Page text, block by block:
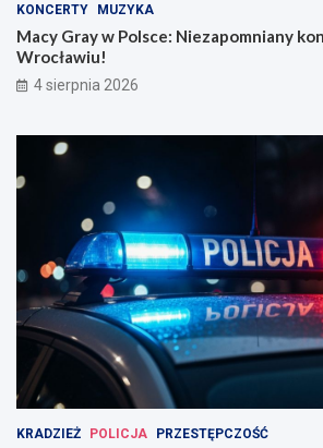
KONCERTY MUZYKA
Macy Gray w Polsce: Niezapomniany
Wrocławiu!
4 sierpnia 2026
KRADZIEŻ POLICJA PRZESTĘPCZOŚĆ